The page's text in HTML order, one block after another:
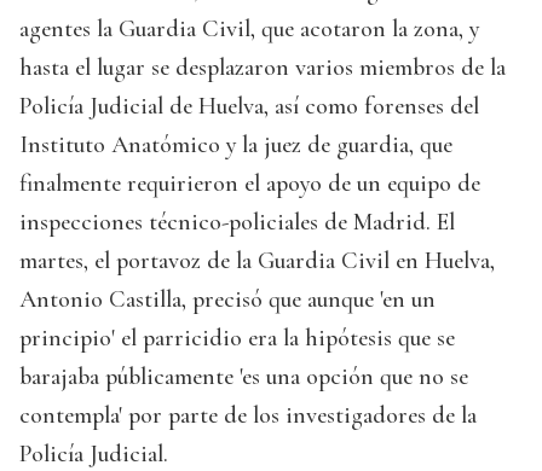
agentes la Guardia Civil, que acotaron la zona, y
hasta el lugar se desplazaron varios miembros de la
Policía Judicial de Huelva, así como forenses del
Instituto Anatómico y la juez de guardia, que
finalmente requirieron el apoyo de un equipo de
inspecciones técnico-policiales de Madrid. El
martes, el portavoz de la Guardia Civil en Huelva,
Antonio Castilla, precisó que aunque 'en un
principio' el parricidio era la hipótesis que se
barajaba públicamente 'es una opción que no se
contempla' por parte de los investigadores de la
Policía Judicial.